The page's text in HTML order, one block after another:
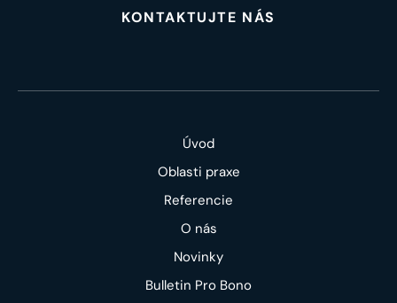
KONTAKTUJTE NÁS
Úvod
Oblasti praxe
Referencie
O nás
Novinky
Bulletin Pro Bono